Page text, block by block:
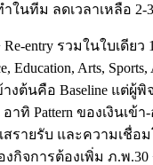
ในทีม ลดเวลาเหลือ 2-
Re-entry รวมในใบเดีย
Education, Arts, Sports,
างต้นคือ Baseline แต่ผู้
ทิ Pattern ของเงินเข้า
รายรับ และความเชื่อ
กิจการต้องเพิ่ม ภ.พ.30